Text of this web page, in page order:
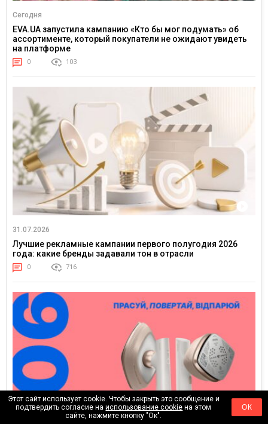
Сегодня
EVA.UA запустила кампанию «Кто бы мог подумать» об
ассортименте, который покупатели не ожидают увидеть
на платформе
0 103
31.07.2026
Лучшие рекламные кампании первого полугодия 2026
года: какие бренды задавали тон в отрасли
0 716
Этот сайт использует cookie. Чтобы закрыть это сообщение и
подтвердить согласие наиспользование cookie на этом
сайте, нажмите кнопку "Ок".
ОК